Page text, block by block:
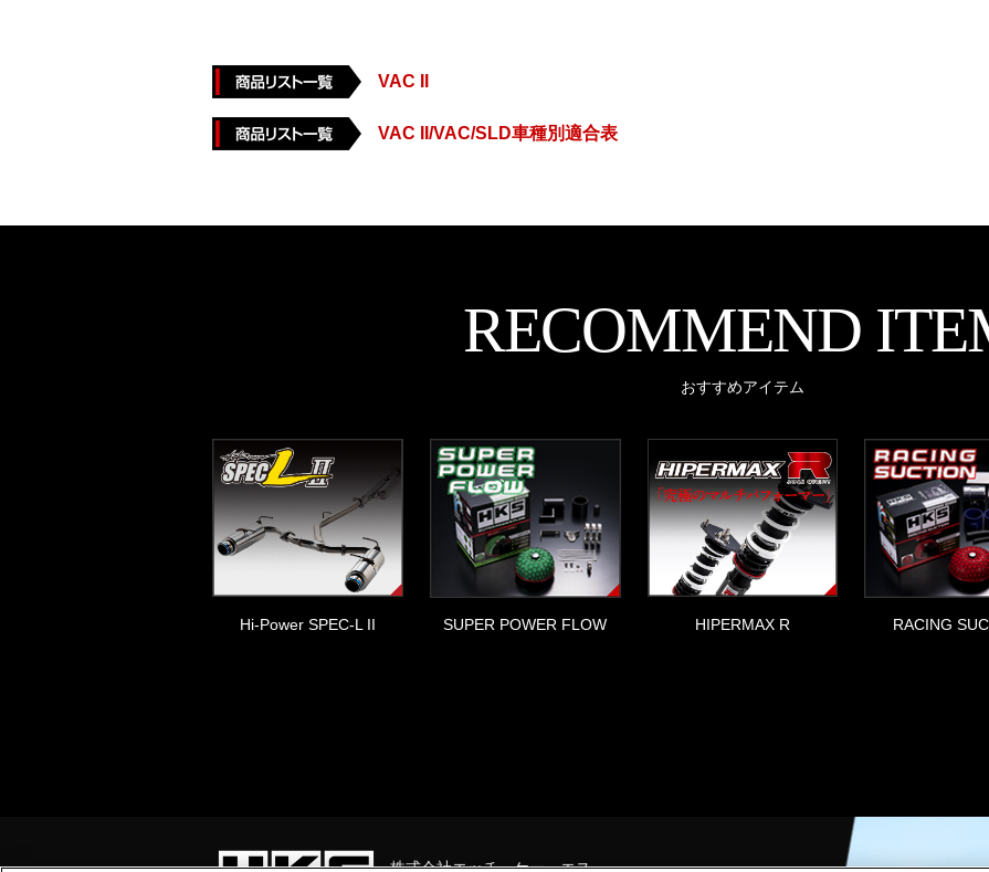
VAC II
VAC II/VAC/SLD車種別適合表
RECOMMEND
おすすめアイテム
Hi-Power SPEC-L II SUPER POWER FLOW HIPERMAX R RACING
株式会社エッチ・ケー・エス